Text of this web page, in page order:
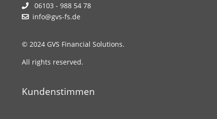
06103 - 988 54 78
info@gvs-fs.de
© 2024 GVS Financial Solutions.
All rights reserved.
Kundenstimmen